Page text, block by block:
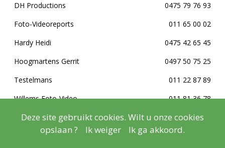
DH Productions
0475 79 76 93
Foto-Videoreports
011 65 00 02
Hardy Heidi
0475 42 65 45
Hoogmartens Gerrit
0497 50 75 25
Testelmans
011 22 87 89
Willems Foto-Video
011 81 36 78
Deze site gebruikt cookies. Wilt u onze cookies
opslaan ?
Ik weiger Ik ga akkoord.